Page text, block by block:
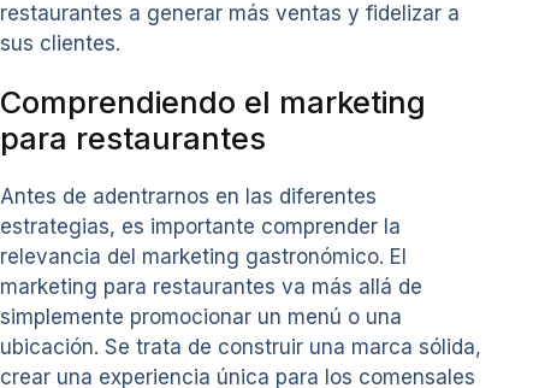
restaurantes a generar más ventas y fidelizar a
sus clientes.
Comprendiendo el marketing
para restaurantes
Antes de adentrarnos en las diferentes
estrategias, es importante comprender la
relevancia del marketing gastronómico. El
marketing para restaurantes va más allá de
simplemente promocionar un menú o una
ubicación. Se trata de construir una marca sólida,
crear una experiencia única para los comensales